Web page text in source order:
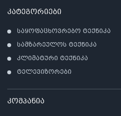
კატეგორიები
საყოფაცხოვრებო ტექნიკა
სამზარეულოს ტექნიკა
კლიმატური ტექნიკა
ტელევიზორები
კომპანია